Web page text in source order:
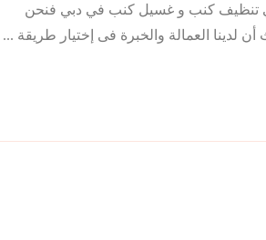
تنظيف كنب و غسيل كنب في دبي فنحن
العمالة والخبرة فى إختيار طريقة ...